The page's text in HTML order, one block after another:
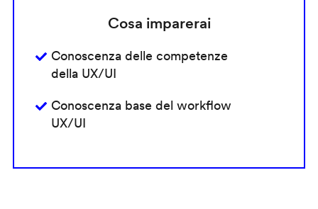
Cosa imparerai
Conoscenza delle competenze
della UX/UI
Conoscenza base del workflow
UX/UI